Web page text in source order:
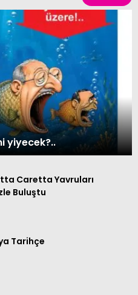
yiyecek?..
Caretta Yavruları
Buluştu
Tarihçe